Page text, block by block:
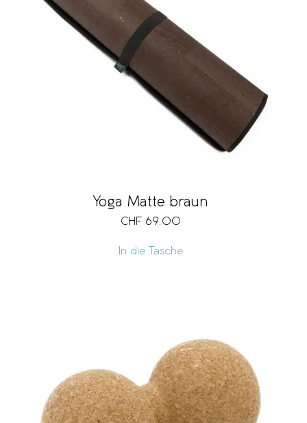
Yoga Matte braun
CHF 69.00
In die Tasche